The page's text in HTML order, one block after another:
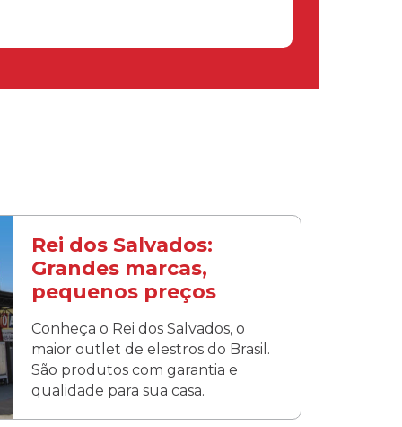
Rei dos Salvados:
Grandes marcas,
pequenos preços
Conheça o Rei dos Salvados, o
maior outlet de elestros do Brasil.
São produtos com garantia e
qualidade para sua casa.